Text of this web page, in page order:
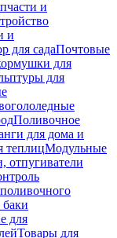
и
и
для садаПочтовые
для
для
Поливочное
для дома и
теплицМодульные
отпугиватели
для
Товары для